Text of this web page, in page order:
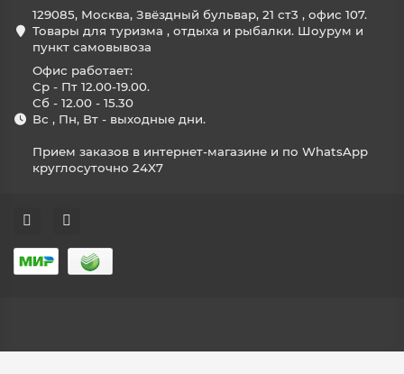
129085, Москва, Звёздный бульвар, 21 ст3 , офис 107.
Товары для туризма , отдыха и рыбалки. Шоурум и
пункт самовывоза
Офис работает:
Ср - Пт 12.00-19.00.
Сб - 12.00 - 15.30
Вс , Пн, Вт - выходные дни.
Прием заказов в интернет-магазине и по WhatsApp
круглосуточно 24X7